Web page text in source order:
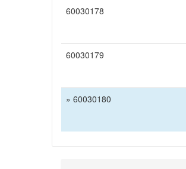
60030178
60030179
» 60030180